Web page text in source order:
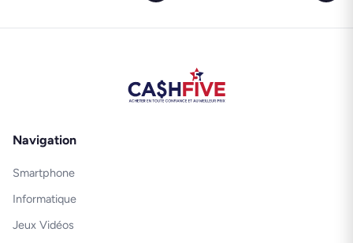
Navigation
Smartphone
Informatique
Jeux Vidéos